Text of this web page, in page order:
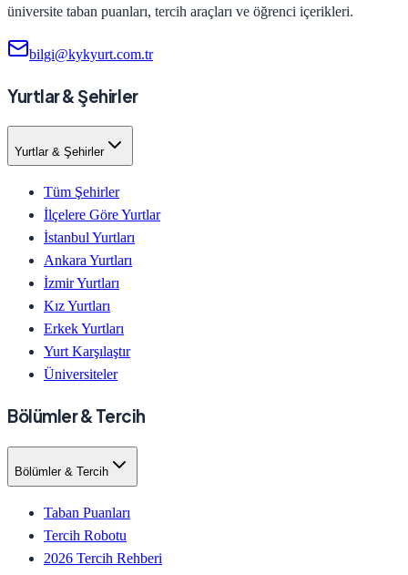
üniversite taban puanları, tercih araçları ve öğrenci içerikleri.
bilgi@kykyurt.com.tr
Yurtlar & Şehirler
Yurtlar & Şehirler
Tüm Şehirler
İlçelere Göre Yurtlar
İstanbul Yurtları
Ankara Yurtları
İzmir Yurtları
Kız Yurtları
Erkek Yurtları
Yurt Karşılaştır
Üniversiteler
Bölümler & Tercih
Bölümler & Tercih
Taban Puanları
Tercih Robotu
2026 Tercih Rehberi